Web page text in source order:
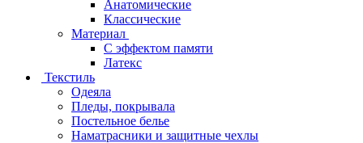
Анатомические
Классические
Материал
С эффектом памяти
Латекс
Текстиль
Одеяла
Пледы, покрывала
Постельное белье
Наматрасники и защитные чехлы